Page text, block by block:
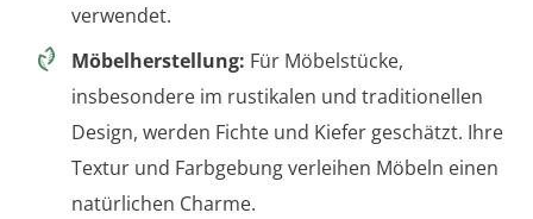
verwendet.
Möbelherstellung: Für Möbelstücke,
insbesondere im rustikalen und traditionellen
Design, werden Fichte und Kiefer geschätzt. Ihre
Textur und Farbgebung verleihen Möbeln einen
natürlichen Charme.